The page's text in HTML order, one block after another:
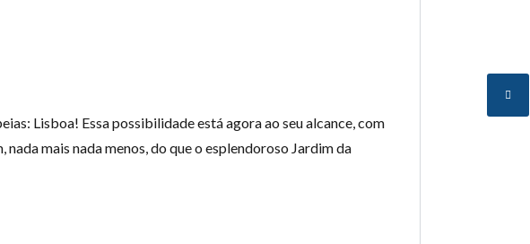
Lisboa! Essa possibilidade está agora ao seu alcance, com
mais nada menos, do que o esplendoroso Jardim da